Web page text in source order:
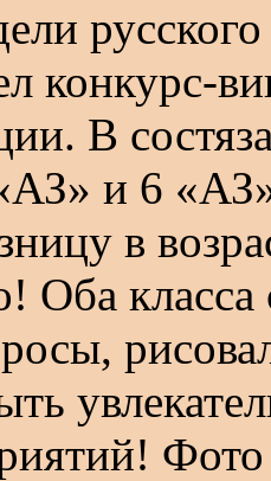
конкурс-
В
и 6
в
Оба